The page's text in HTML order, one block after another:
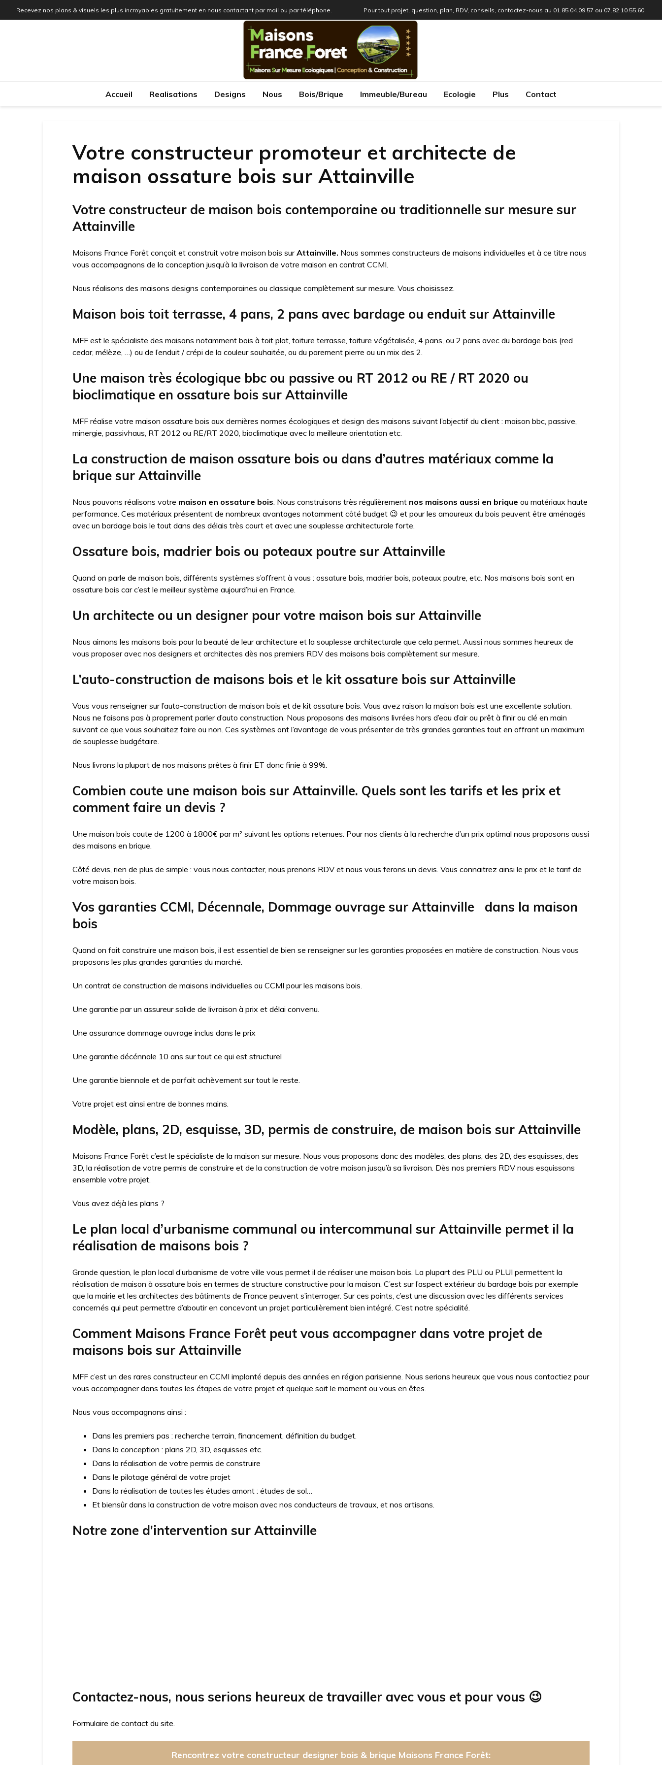
Recevez nos plans & visuels les plus incroyables gratuitement en nous contactant par mail ou par téléphone. Pour tout projet, question, plan, RDV, conseils, contactez-nous au 01.85.04.09.57 ou 07.82.10.55.60.
Accueil Realisations Designs Nous Bois/Brique Immeuble/Bureau Ecologie Plus Contact
Votre constructeur promoteur et architecte de
maison ossature bois sur Attainville
Votre constructeur de maison bois contemporaine ou traditionnelle sur mesure sur
Attainville
Maisons France Forêt conçoit et construit votre maison bois surAttainville. Nous sommes constructeurs de maisons individuelles et à ce titre nous
vous accompagnons de la conception jusqu’à la livraison de votre maison en contrat CCMI.
Nous réalisons des maisons designs contemporaines ou classique complètement sur mesure. Vous choisissez.
Maison bois toit terrasse, 4 pans, 2 pans avec bardage ou enduit sur Attainville
MFF est le spécialiste des maisons notamment bois à toit plat, toiture terrasse, toiture végétalisée, 4 pans, ou 2 pans avec du bardage bois (red
cedar, mélèze, …) ou de l’enduit / crépi de la couleur souhaitée, ou du parement pierre ou un mix des 2.
Une maison très écologique bbc ou passive ou RT 2012 ou RE / RT 2020 ou
bioclimatique en ossature bois sur Attainville
MFF réalise votre maison ossature bois aux dernières normes écologiques et design des maisons suivant l’objectif du client : maison bbc, passive,
minergie, passivhaus, RT 2012 ou RE/RT 2020, bioclimatique avec la meilleure orientation etc.
La construction de maison ossature bois ou dans d’autres matériaux comme la
brique sur Attainville
Nous pouvons réalisons votre maison en ossature bois. Nous construisons très régulièrement nos maisons aussi en brique ou matériaux haute
performance. Ces matériaux présentent de nombreux avantages notamment côté budget 😉 et pour les amoureux du bois peuvent être aménagés
avec un bardage bois le tout dans des délais très court et avec une souplesse architecturale forte.
Ossature bois, madrier bois ou poteaux poutre sur Attainville
Quand on parle de maison bois, différents systèmes s’offrent à vous : ossature bois, madrier bois, poteaux poutre, etc. Nos maisons bois sont en
ossature bois car c’est le meilleur système aujourd’hui en France.
Un architecte ou un designer pour votre maison bois sur Attainville
Nous aimons les maisons bois pour la beauté de leur architecture et la souplesse architecturale que cela permet. Aussi nous sommes heureux de
vous proposer avec nos designers et architectes dès nos premiers RDV des maisons bois complètement sur mesure.
L’auto-construction de maisons bois et le kit ossature bois sur Attainville
Vous vous renseigner sur l’auto-construction de maison bois et de kit ossature bois. Vous avez raison la maison bois est une excellente solution.
Nous ne faisons pas à proprement parler d’auto construction. Nous proposons des maisons livrées hors d’eau d’air ou prêt à finir ou clé en main
suivant ce que vous souhaitez faire ou non. Ces systèmes ont l’avantage de vous présenter de très grandes garanties tout en offrant un maximum
de souplesse budgétaire.
Nous livrons la plupart de nos maisons prêtes à finir ET donc finie à 99%.
Combien coute une maison bois sur Attainville. Quels sont les tarifs et les prix et
comment faire un devis ?
Une maison bois coute de 1200 à 1800€ par m² suivant les options retenues. Pour nos clients à la recherche d’un prix optimal nous proposons aussi
des maisons en brique.
Côté devis, rien de plus de simple : vous nous contacter, nous prenons RDV et nous vous ferons un devis. Vous connaitrez ainsi le prix et le tarif de
votre maison bois.
Vos garanties CCMI, Décennale, Dommage ouvrage sur Attainville dans la maison
bois
Quand on fait construire une maison bois, il est essentiel de bien se renseigner sur les garanties proposées en matière de construction. Nous vous
proposons les plus grandes garanties du marché.
Un contrat de construction de maisons individuelles ou CCMI pour les maisons bois.
Une garantie par un assureur solide de livraison à prix et délai convenu.
Une assurance dommage ouvrage inclus dans le prix
Une garantie décénnale 10 ans sur tout ce qui est structurel
Une garantie biennale et de parfait achèvement sur tout le reste.
Votre projet est ainsi entre de bonnes mains.
Modèle, plans, 2D, esquisse, 3D, permis de construire, de maison bois sur Attainville
Maisons France Forêt c’est le spécialiste de la maison sur mesure. Nous vous proposons donc des modèles, des plans, des 2D, des esquisses, des
3D, la réalisation de votre permis de construire et de la construction de votre maison jusqu’à sa livraison. Dès nos premiers RDV nous esquissons
ensemble votre projet.
Vous avez déjà les plans ?
Le plan local d’urbanisme communal ou intercommunal sur Attainville permet il la
réalisation de maisons bois ?
Grande question, le plan local d’urbanisme de votre ville vous permet il de réaliser une maison bois. La plupart des PLU ou PLUI permettent la
réalisation de maison à ossature bois en termes de structure constructive pour la maison. C’est sur l’aspect extérieur du bardage bois par exemple
que la mairie et les architectes des bâtiments de France peuvent s’interroger. Sur ces points, c’est une discussion avec les différents services
concernés qui peut permettre d’aboutir en concevant un projet particulièrement bien intégré. C’est notre spécialité.
Comment Maisons France Forêt peut vous accompagner dans votre projet de
maisons bois sur Attainville
MFF c’est un des rares constructeur en CCMI implanté depuis des années en région parisienne. Nous serions heureux que vous nous contactiez pour
vous accompagner dans toutes les étapes de votre projet et quelque soit le moment ou vous en êtes.
Nous vous accompagnons ainsi :
Dans les premiers pas : recherche terrain, financement, définition du budget.
Dans la conception : plans 2D, 3D, esquisses etc.
Dans la réalisation de votre permis de construire
Dans le pilotage général de votre projet
Dans la réalisation de toutes les études amont : études de sol…
Et biensûr dans la construction de votre maison avec nos conducteurs de travaux, et nos artisans.
Notre zone d’intervention sur Attainville
Contactez-nous, nous serions heureux de travailler avec vous et pour vous 😉
Formulaire de contact du site.
Rencontrez votre constructeur designer bois & brique Maisons France Forêt: